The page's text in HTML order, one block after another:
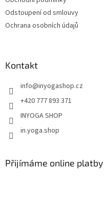
Odstoupení od smlouvy
Ochrana osobních údajů
Kontakt
info@inyogashop.cz
+420 777 893 371
INYOGA SHOP
in.yoga.shop
Přijímáme online platby